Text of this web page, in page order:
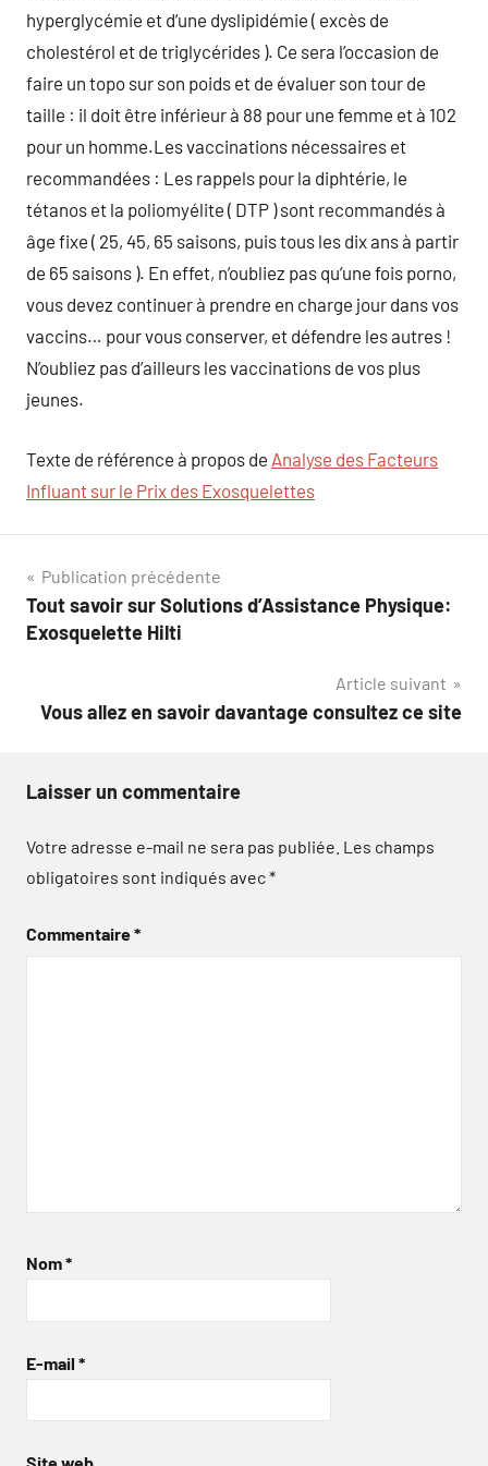
hyperglycémie et d’une dyslipidémie ( excès de
cholestérol et de triglycérides ). Ce sera l’occasion de
faire un topo sur son poids et de évaluer son tour de
taille : il doit être inférieur à 88 pour une femme et à 102
pour un homme.Les vaccinations nécessaires et
recommandées : Les rappels pour la diphtérie, le
tétanos et la poliomyélite ( DTP ) sont recommandés à
âge fixe ( 25, 45, 65 saisons, puis tous les dix ans à partir
de 65 saisons ). En effet, n’oubliez pas qu’une fois porno,
vous devez continuer à prendre en charge jour dans vos
vaccins… pour vous conserver, et défendre les autres !
N’oubliez pas d’ailleurs les vaccinations de vos plus
jeunes.
Texte de référence à propos de Analyse des Facteurs
Influant sur le Prix des Exosquelettes
Navigation
de
Publication précédente
Tout savoir sur Solutions d’Assistance Physique:
Exosquelette Hilti
Article suivant
Vous allez en savoir davantage consultez ce site
Laisser un commentaire
Votre adresse e-mail ne sera pas publiée. Les champs
obligatoires sont indiqués avec*
Commentaire*
Nom*
E-mail *